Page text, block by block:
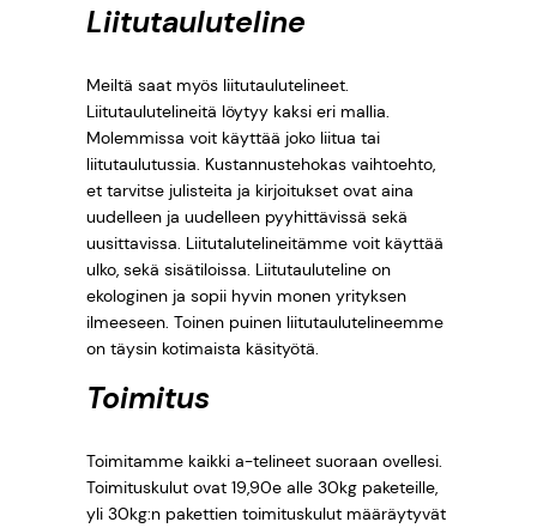
Liitutauluteline
Meiltä saat myös liitutaulutelineet.
Liitutaulutelineitä löytyy kaksi eri mallia.
Molemmissa voit käyttää joko liitua tai
liitutaulutussia. Kustannustehokas vaihtoehto,
et tarvitse julisteita ja kirjoitukset ovat aina
uudelleen ja uudelleen pyyhittävissä sekä
uusittavissa. Liitutalutelineitämme voit käyttää
ulko, sekä sisätiloissa. Liitutauluteline on
ekologinen ja sopii hyvin monen yrityksen
ilmeeseen. Toinen puinen liitutaulutelineemme
on täysin kotimaista käsityötä.
Toimitus
Toimitamme kaikki a-telineet suoraan ovellesi.
Toimituskulut ovat 19,90e alle 30kg paketeille,
yli 30kg:n pakettien toimituskulut määräytyvät